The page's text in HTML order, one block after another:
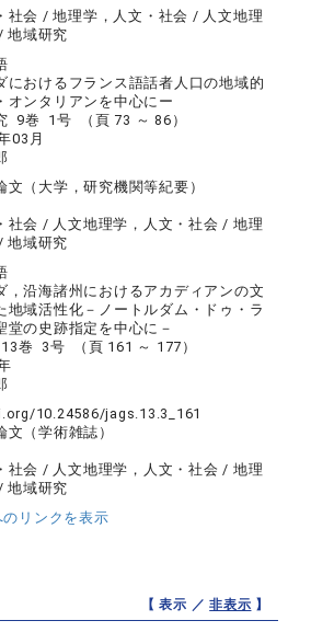
社会 / 地理学，人文・社会 / 人文地理
地域研究
におけるフランス語話者人口の地域的
オンタリアンを中心にー
9巻 1号 （頁 73 ～ 86）
03月
文（大学，研究機関等紀要）
社会 / 人文地理学，人文・社会 / 地理
地域研究
，沿海諸州におけるアカディアンの文
地域活性化－ノートルダム・ドゥ・ラ
堂の史跡指定を中心に－
巻 3号 （頁 161 ～ 177）
10.24586/jags.13.3_161
文（学術雑誌）
社会 / 人文地理学，人文・社会 / 地理
地域研究
リンクを表示
【 表示 ／非表示 】